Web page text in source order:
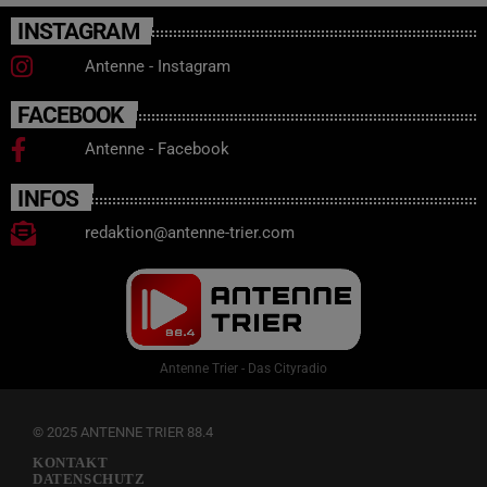
INSTAGRAM
Antenne - Instagram
FACEBOOK
Antenne - Facebook
INFOS
redaktion@antenne-trier.com
Antenne Trier - Das Cityradio
© 2025 ANTENNE TRIER 88.4
KONTAKT
DATENSCHUTZ